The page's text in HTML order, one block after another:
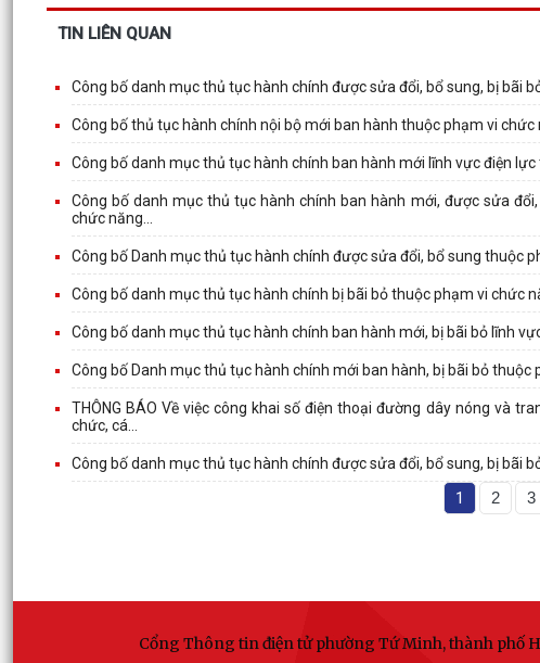
TIN LIÊN QUAN
Công bố danh mục thủ tục hành chính được sửa đổi, bổ sung, bị bãi
Công bố thủ tục hành chính nội bộ mới ban hành thuộc phạm vi chức
Công bố danh mục thủ tục hành chính ban hành mới lĩnh vực điện
Công bố danh mục thủ tục hành chính ban hành mới, được sửa
chức năng...
Công bố Danh mục thủ tục hành chính được sửa đổi, bổ sung thuộc
Công bố danh mục thủ tục hành chính bị bãi bỏ thuộc phạm vi chức
Công bố danh mục thủ tục hành chính ban hành mới, bị bãi bỏ lĩnh
Công bố Danh mục thủ tục hành chính mới ban hành, bị bãi bỏ
THÔNG BÁO Về việc công khai số điện thoại đường dây nóng và
chức, cá...
Công bố danh mục thủ tục hành chính được sửa đổi, bổ sung, bị bãi
1 2 3
Cổng Thông tin điện tử phường Tứ Minh, thành phố